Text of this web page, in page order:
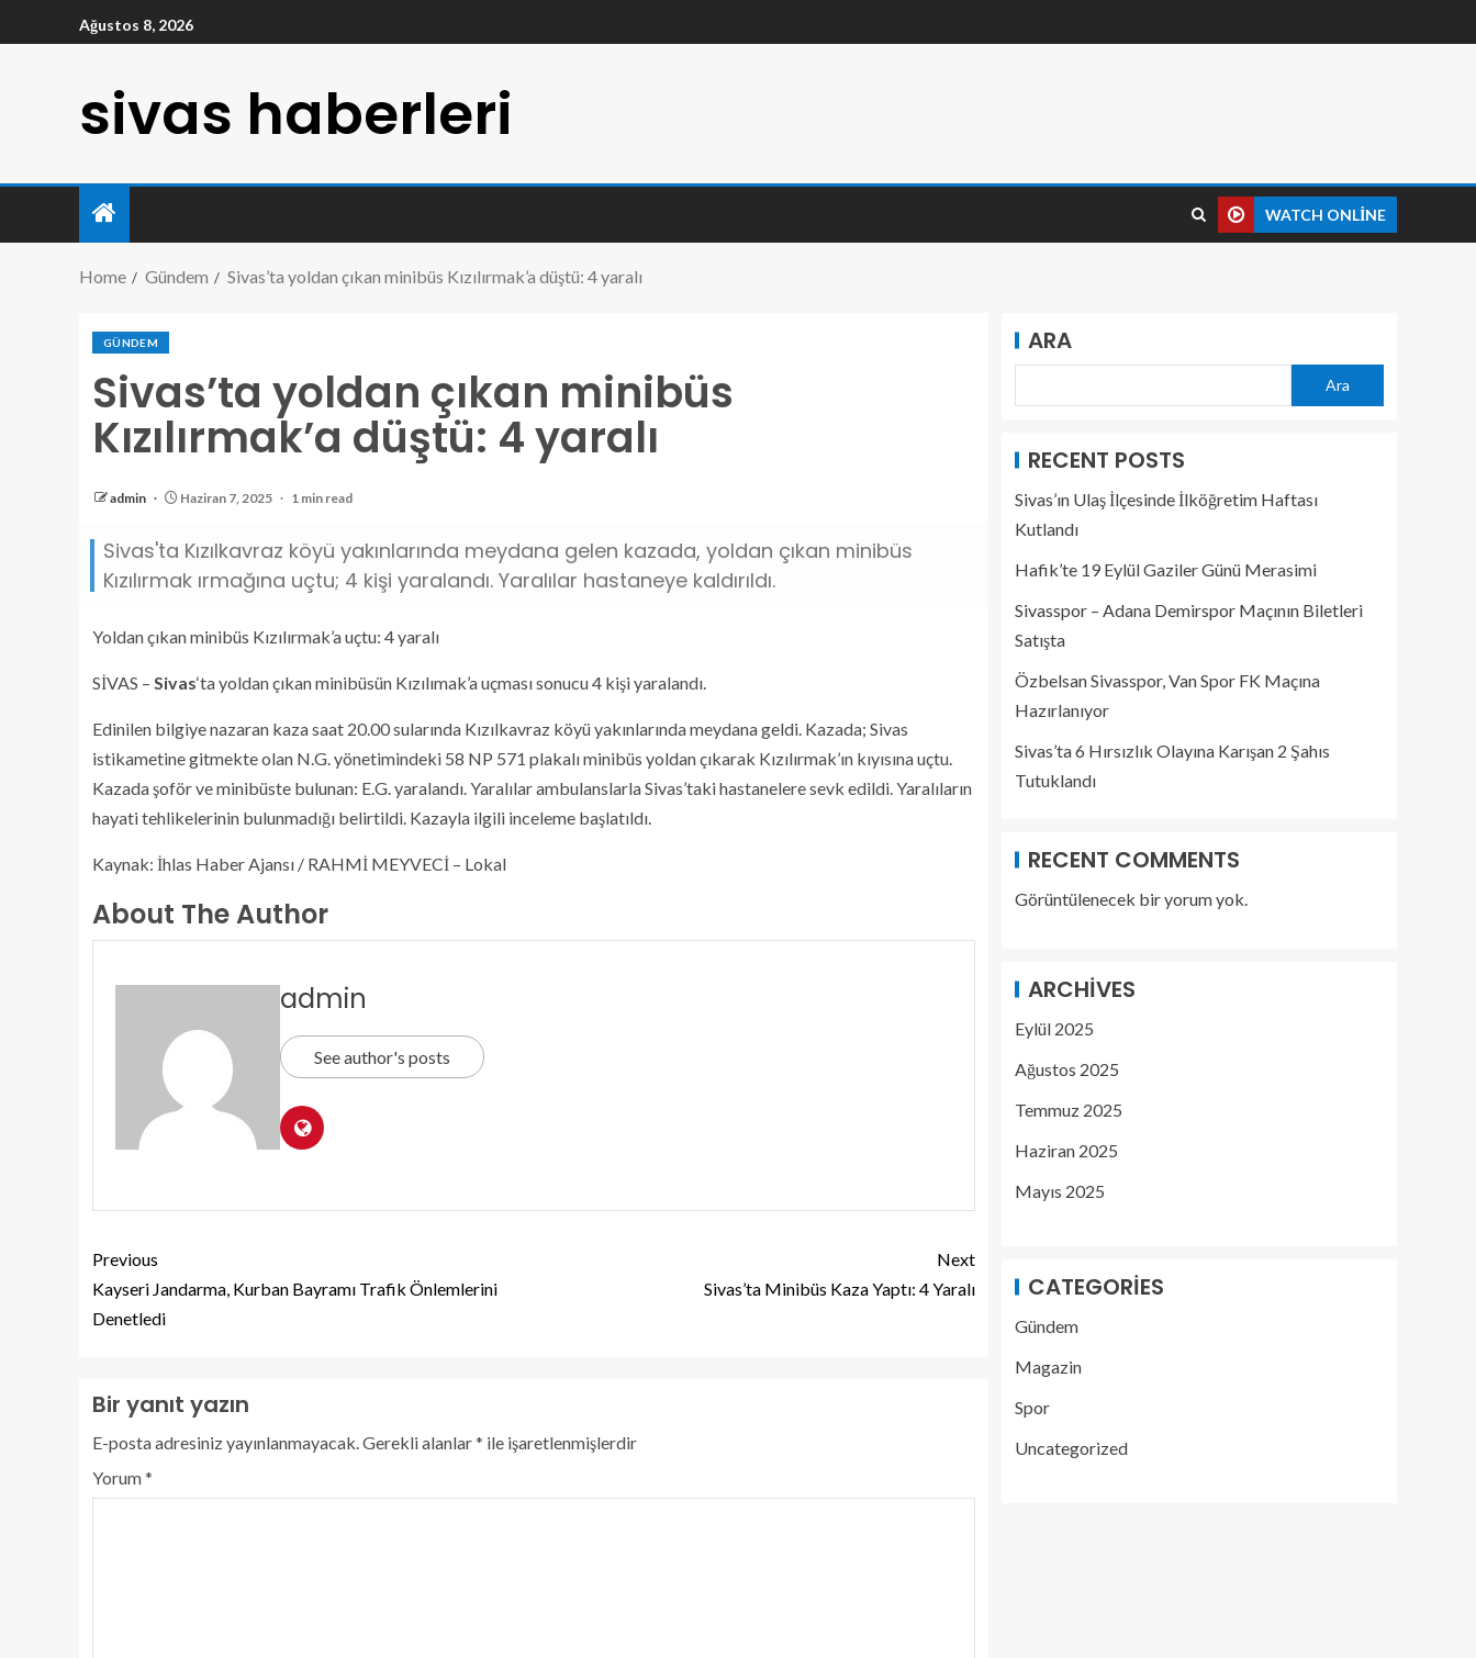
Ağustos 8, 2026
sivas haberleri
WATCH ONLINE
Home Gündem Sivas’ta yoldan çıkan minibüs Kızılırmak’a düştü: 4 yaralı
GÜNDEM
Sivas’ta yoldan çıkan minibüs
Kızılırmak’a düştü: 4 yaralı
admin Haziran 7, 2025 1 min read
Sivas'ta Kızılkavraz köyü yakınlarında meydana gelen kazada, yoldan çıkan minibüs
Kızılırmak ırmağına uçtu; 4 kişi yaralandı. Yaralılar hastaneye kaldırıldı.
Yoldan çıkan minibüs Kızılırmak’a uçtu: 4 yaralı
SİVAS – Sivas‘ta yoldan çıkan minibüsün Kızılımak’a uçması sonucu 4 kişi yaralandı.
Edinilen bilgiye nazaran kaza saat 20.00 sularında Kızılkavraz köyü yakınlarında meydana geldi. Kazada; Sivas
istikametine gitmekte olan N.G. yönetimindeki 58 NP 571 plakalı minibüs yoldan çıkarak Kızılırmak’ın kıyısına uçtu.
Kazada şoför ve minibüste bulunan: E.G. yaralandı. Yaralılar ambulanslarla Sivas’taki hastanelere sevk edildi. Yaralıların
hayati tehlikelerinin bulunmadığı belirtildi. Kazayla ilgili inceleme başlatıldı.
Kaynak: İhlas Haber Ajansı / RAHMİ MEYVECİ – Lokal
About The Author
admin
See author's posts
Previous
Kayseri Jandarma, Kurban Bayramı Trafik Önlemlerini
Denetledi
Next
Sivas’ta Minibüs Kaza Yaptı: 4 Yaralı
Bir yanıt yazın
E-posta adresiniz yayınlanmayacak.Gerekli alanlar* ile işaretlenmişlerdir
Yorum*
ARA
Ara
RECENT POSTS
Sivas’ın Ulaş İlçesinde İlköğretim Haftası
Kutlandı
Hafik’te 19 Eylül Gaziler Günü Merasimi
Sivasspor – Adana Demirspor Maçının Biletleri
Satışta
Özbelsan Sivasspor, Van Spor FK Maçına
Hazırlanıyor
Sivas’ta 6 Hırsızlık Olayına Karışan 2 Şahıs
Tutuklandı
RECENT COMMENTS
Görüntülenecek bir yorum yok.
ARCHIVES
Eylül 2025
Ağustos 2025
Temmuz 2025
Haziran 2025
Mayıs 2025
CATEGORIES
Gündem
Magazin
Spor
Uncategorized